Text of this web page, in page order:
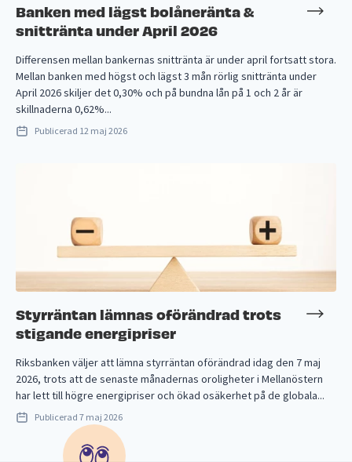
Banken med lägst bolåneränta &
snittränta under April 2026
Differensen mellan bankernas snittränta är under april fortsatt stora.
Mellan banken med högst och lägst 3 mån rörlig snittränta under
April 2026 skiljer det 0,30% och på bundna lån på 1 och 2 år är
skillnaderna 0,62%...
Publicerad 12 maj 2026
Styrräntan lämnas oförändrad trots
stigande energipriser
Riksbanken väljer att lämna styrräntan oförändrad idag den 7 maj
2026, trots att de senaste månadernas oroligheter i Mellanöstern
har lett till högre energipriser och ökad osäkerhet på de globala...
Publicerad 7 maj 2026